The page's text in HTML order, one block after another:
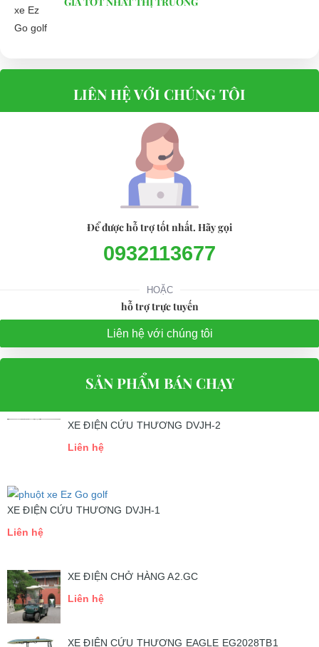
LIÊN HỆ VỚI CHÚNG TÔI
Để được hỗ trợ tốt nhất. Hãy gọi
0932113677
HOẶC
hỗ trợ trực tuyến
Liên hệ với chúng tôi
SẢN PHẨM BÁN CHẠY
XE ĐIỆN CỨU THƯƠNG DVJH-2
Liên hệ
XE ĐIỆN CỨU THƯƠNG DVJH-1
Liên hệ
XE ĐIỆN CHỞ HÀNG A2.GC
Liên hệ
XE ĐIỆN CỨU THƯƠNG EAGLE EG2028TB1